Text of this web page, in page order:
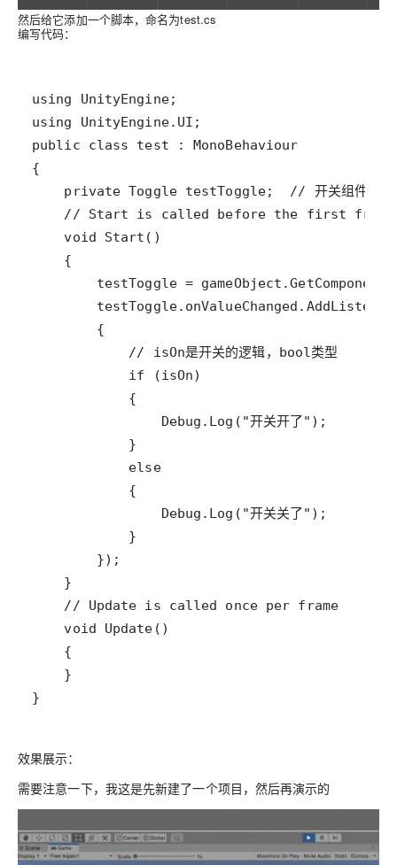
然后给它添加一个脚本，命名为test.cs
编写代码：
            else
    // Update is called once per frame
效果展示：
需要注意一下，我这是先新建了一个项目，然后再演示的